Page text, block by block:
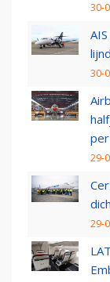
30-
30-
29-
29-